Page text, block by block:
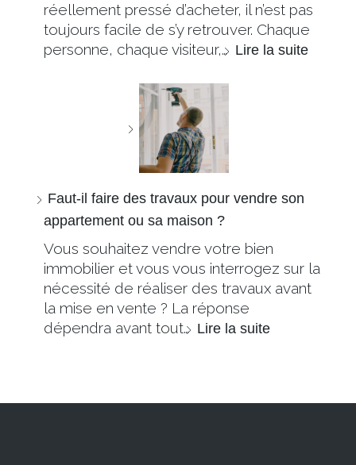
réellement pressé d’acheter, il n’est pas
toujours facile de s’y retrouver. Chaque
personne, chaque visiteur,… Lire la suite
Faut-il faire des travaux pour vendre son
appartement ou sa maison ?
Vous souhaitez vendre votre bien
immobilier et vous vous interrogez sur la
nécessité de réaliser des travaux avant
la mise en vente ? La réponse
dépendra avant tout… Lire la suite